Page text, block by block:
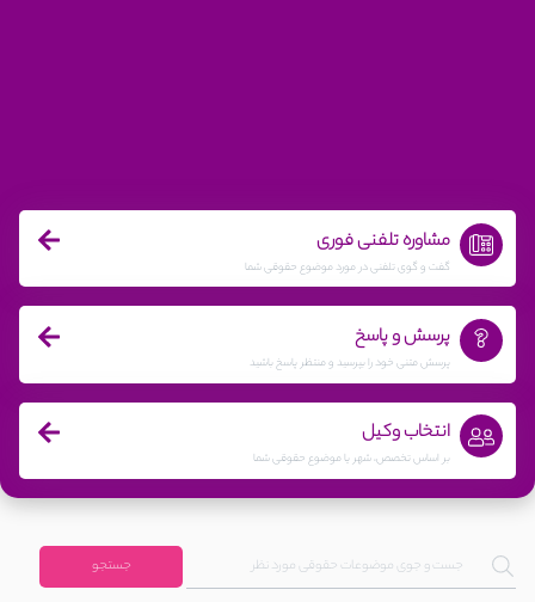
مشاوره تلفنی فوری
گفت و گوی تلفنی در مورد موضوع حقوقی شما
پرسش و پاسخ
پرسش متنی خود را بپرسید و منتظر پاسخ باشید
انتخاب وکیل
بر اساس تخصص، شهر یا موضوع حقوقی شما
جستجو